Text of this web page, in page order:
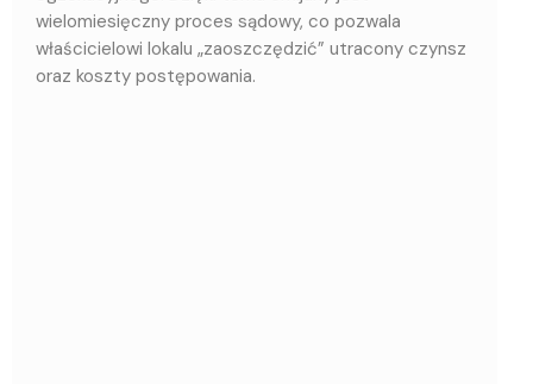
wielomiesięczny proces sądowy, co pozwala
właścicielowi lokalu „zaoszczędzić” utracony czynsz
oraz koszty postępowania.